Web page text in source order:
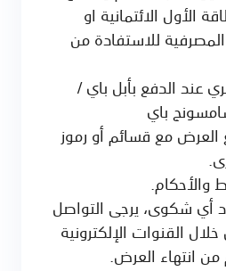
الأول الائتمانية او
للاستفادة من
عند الدفع بأبل باي /
باي
مع قسائم أو رموز
والأحكام.
أي شكوى، يرجى التواصل
القنوات الإلكترونية